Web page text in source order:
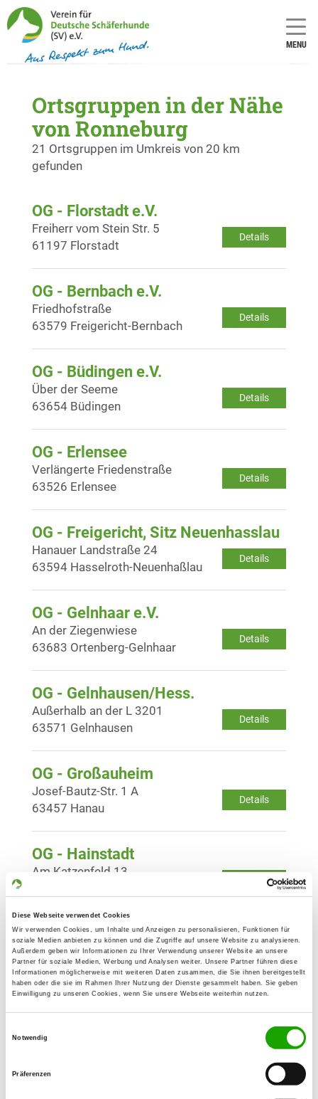
Diese Webseite verwendet Cookies
Wir verwenden Cookies, um Inhalte und Anzeigen zu personalisieren, Funktionen für
soziale Medien anbieten zu können und die Zugriffe auf unsere Website zu analysieren.
Außerdem geben wir Informationen zu Ihrer Verwendung unserer Website an unsere
Partner für soziale Medien, Werbung und Analysen weiter. Unsere Partner führen diese
Informationen möglicherweise mit weiteren Daten zusammen, die Sie ihnen bereitgestellt
haben oder die sie im Rahmen Ihrer Nutzung der Dienste gesammelt haben. Sie geben
Einwilligung zu unseren Cookies, wenn Sie unsere Webseite weiterhin nutzen.
Notwendig
Präferenzen
MENU
Ortsgruppen in der Nähe
von Ronneburg
21 Ortsgruppen im Umkreis von 20 km
gefunden
OG - Florstadt e.V.
Details
Freiherr vom Stein Str. 5
61197 Florstadt
OG - Bernbach e.V.
Details
Friedhofstraße
63579 Freigericht-Bernbach
OG - Büdingen e.V.
Details
Über der Seeme
63654 Büdingen
OG - Erlensee
Details
Verlängerte Friedenstraße
63526 Erlensee
OG - Freigericht, Sitz Neuenhasslau
Details
Hanauer Landstraße 24
63594 Hasselroth-Neuenhaßlau
OG - Gelnhaar e.V.
Details
An der Ziegenwiese
63683 Ortenberg-Gelnhaar
OG - Gelnhausen/Hess.
Details
Außerhalb an der L 3201
63571 Gelnhausen
OG - Großauheim
Details
Josef-Bautz-Str. 1 A
63457 Hanau
OG - Hainstadt
Details
Am Katzenfeld 13
OG - Maintal
Details
Im Linnen
63477 Maintal-Dörnigheim
OG - Mühlheim/Main
Details
Spessartstr. 155